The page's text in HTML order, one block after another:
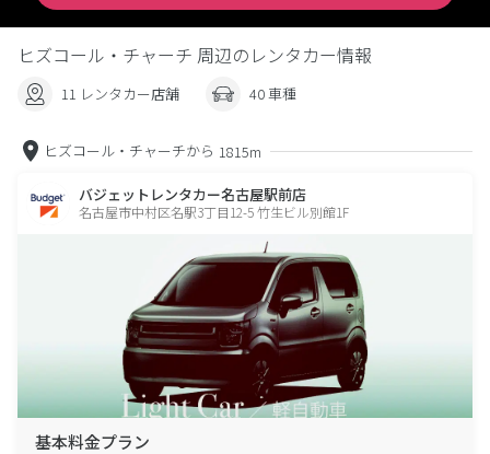
ヒズコール・チャーチ 周辺のレンタカー情報
11 レンタカー店舗 40 車種
ヒズコール・チャーチから 1815m
バジェットレンタカー名古屋駅前店
名古屋市中村区名駅3丁目12-5 竹生ビル別館1F
基本料金プラン